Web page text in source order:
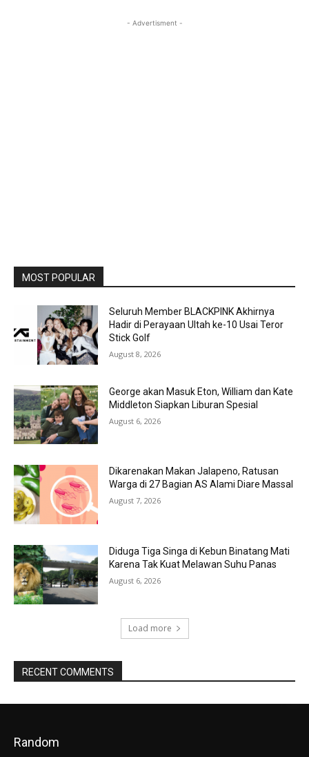
- Advertisment -
MOST POPULAR
Seluruh Member BLACKPINK Akhirnya
Hadir di Perayaan Ultah ke-10 Usai Teror
Stick Golf
August 8, 2026
George akan Masuk Eton, William dan Kate
Middleton Siapkan Liburan Spesial
August 6, 2026
Dikarenakan Makan Jalapeno, Ratusan
Warga di 27 Bagian AS Alami Diare Massal
August 7, 2026
Diduga Tiga Singa di Kebun Binatang Mati
Karena Tak Kuat Melawan Suhu Panas
August 6, 2026
Load more
RECENT COMMENTS
Random